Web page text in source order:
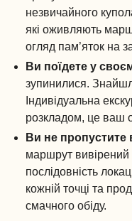
незвичайного
які оживляють
огляд пам’яток на
Ви поїдете у
зупинилися.
Індивідуальна
розкладом, це ваш
Ви не пропустите
маршрут вивірений
послідовність
кожній точці та
смачного обіду.